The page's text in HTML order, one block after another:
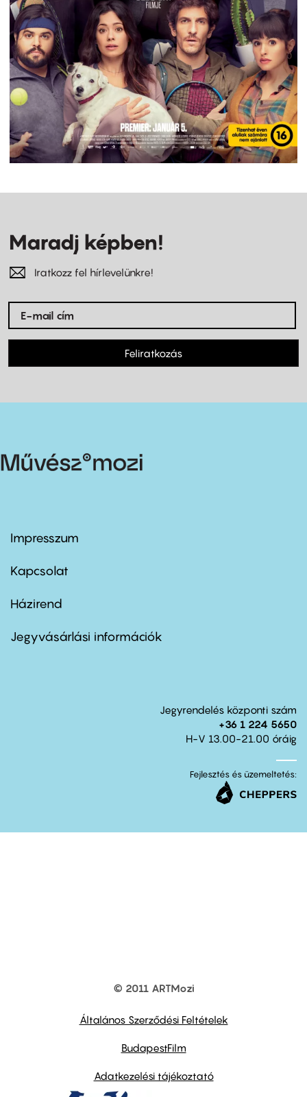
Maradj képben!
Iratkozz fel hírlevelünkre!
Feliratkozás
Footer
first
Impresszum
Kapcsolat
Footer
second
Házirend
Jegyvásárlási információk
Jegyrendelés központi szám
+36 1 224 5650
H-V 13.00-21.00 óráig
Fejlesztés és üzemeltetés:
© 2011 ARTMozi
Általános Szerződési Feltételek
BudapestFilm
Adatkezelési tájékoztató